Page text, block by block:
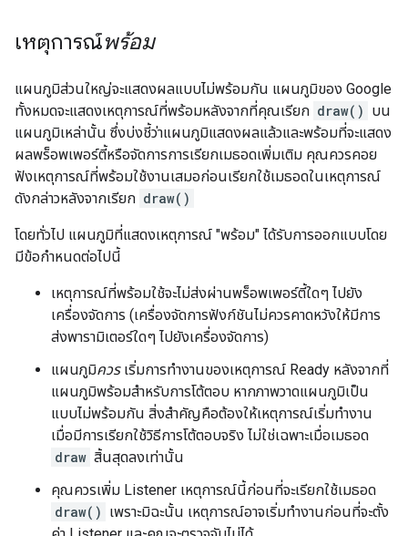
เหตุการณ์พร้อม
แผนภูมิส่วนใหญ่จะแสดงผลแบบไม่พร้อมกัน แผนภูมิของ Google
ทั้งหมดจะแสดงเหตุการณ์ที่พร้อมหลังจากที่คุณเรียก draw() บน
แผนภูมิเหล่านั้น ซึ่งบ่งชี้ว่าแผนภูมิแสดงผลแล้วและพร้อมที่จะแสดง
ผลพร็อพเพอร์ตี้หรือจัดการการเรียกเมธอดเพิ่มเติม คุณควรคอย
ฟังเหตุการณ์ที่พร้อมใช้งานเสมอก่อนเรียกใช้เมธอดในเหตุการณ์
ดังกล่าวหลังจากเรียก draw()
โดยทั่วไป แผนภูมิที่แสดงเหตุการณ์ "พร้อม" ได้รับการออกแบบโดย
มีข้อกำหนดต่อไปนี้
เหตุการณ์ที่พร้อมใช้จะไม่ส่งผ่านพร็อพเพอร์ตี้ใดๆ ไปยัง
เครื่องจัดการ (เครื่องจัดการฟังก์ชันไม่ควรคาดหวังให้มีการ
ส่งพารามิเตอร์ใดๆ ไปยังเครื่องจัดการ)
แผนภูมิควร เริ่มการทำงานของเหตุการณ์ Ready หลังจากที่
แผนภูมิพร้อมสำหรับการโต้ตอบ หากภาพวาดแผนภูมิเป็น
แบบไม่พร้อมกัน สิ่งสำคัญคือต้องให้เหตุการณ์เริ่มทำงาน
เมื่อมีการเรียกใช้วิธีการโต้ตอบจริง ไม่ใช่เฉพาะเมื่อเมธอด
draw สิ้นสุดลงเท่านั้น
คุณควรเพิ่ม Listener เหตุการณ์นี้ก่อนที่จะเรียกใช้เมธอด
draw() เพราะมิฉะนั้น เหตุการณ์อาจเริ่มทำงานก่อนที่จะตั้ง